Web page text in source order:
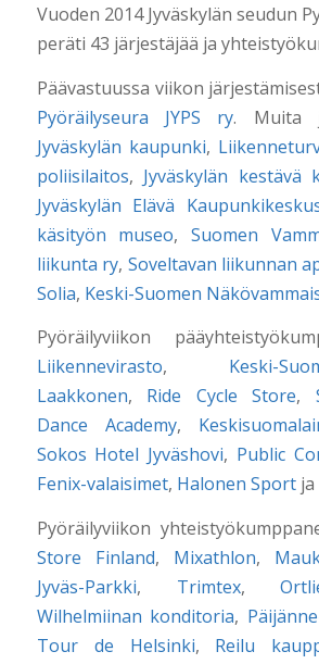
Vuoden 2014 Jyväskylän seudun
peräti 43 järjestäjää ja
Päävastuussa viikon
Pyöräilyseura JYPS ry. Muita
Jyväskylän kaupunki,
poliisilaitos, Jyväskylän kestävä
Jyväskylän Elävä
käsityön museo,Suomen
liikunta ry, Soveltavan liikunnan
Solia, Keski-Suomen
Pyöräilyviikon
Liikennevirasto, Keski-
Laakkonen, Ride Cycle Store,
Dance Academy,
Sokos Hotel Jyväshovi, Public
Fenix-valaisimet, Halonen Sportja
Pyöräilyviikon
Store Finland, Mixathlon,
Jyväs-Parkki, Trimtex,
Wilhelmiinan konditoria,
Tour de Helsinki, Reilu